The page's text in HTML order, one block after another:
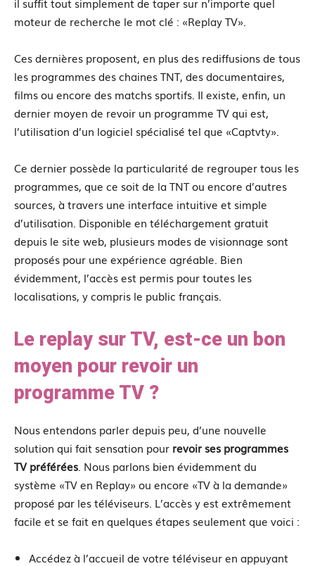
moteur de recherche le mot clé : «Replay TV».
Ces dernières proposent, en plus des rediffusions de tous
les programmes des chaines TNT, des documentaires,
films ou encore des matchs sportifs. Il existe, enfin, un
dernier moyen de revoir un programme TV qui est,
l’utilisation d’un logiciel spécialisé tel que «Captvty».
Ce dernier possède la particularité de regrouper tous les
programmes, que ce soit de la TNT ou encore d’autres
sources, à travers une interface intuitive et simple
d’utilisation. Disponible en téléchargement gratuit
depuis le site web, plusieurs modes de visionnage sont
proposés pour une expérience agréable. Bien
évidemment, l’accès est permis pour toutes les
localisations, y compris le public français.
Le replay sur TV, est-ce un bon
moyen pour revoir un
programme TV ?
Nous entendons parler depuis peu, d’une nouvelle
solution qui fait sensation pour revoir ses programmes
TV préférées. Nous parlons bien évidemment du
système «TV en Replay» ou encore «TV à la demande»
proposé par les téléviseurs. L’accès y est extrêmement
facile et se fait en quelques étapes seulement que voici :
Accédez à l’accueil de votre téléviseur en appuyant